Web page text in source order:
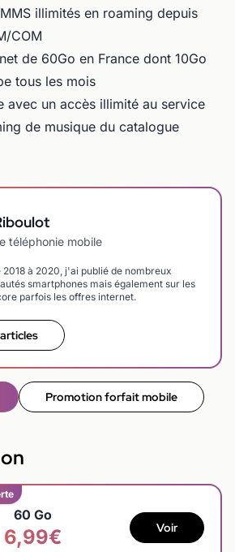
illimités en roaming depuis
COM
de 60Go en France dont 10Go
tous les mois
avec un accès illimité au service
de musique du catalogue
téléphonie mobile
à 2020, j'ai publié de nombreux
smartphones mais également sur les
parfois les offres internet.
Promotion forfait mobile
60 Go
6,99€ Voir